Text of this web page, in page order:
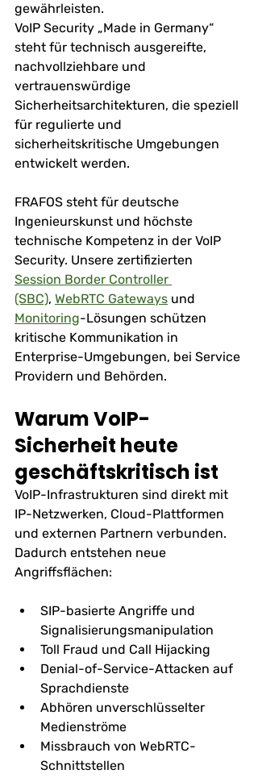
gewährleisten.
VoIP Security „Made in Germany“
steht für technisch ausgereifte,
nachvollziehbare und
vertrauenswürdige
Sicherheitsarchitekturen, die speziell
für regulierte und
sicherheitskritische Umgebungen
entwickelt werden.
FRAFOS steht für deutsche
Ingenieurskunst und höchste
technische Kompetenz in der VoIP
Security. Unsere zertifizierten
Session Border Controller
(SBC), WebRTC Gateways und
Monitoring-Lösungen schützen
kritische Kommunikation in
Enterprise-Umgebungen, bei Service
Providern und Behörden.
Warum VoIP-
Sicherheit heute
geschäftskritisch ist
VoIP-Infrastrukturen sind direkt mit
IP-Netzwerken, Cloud-Plattformen
und externen Partnern verbunden.
Dadurch entstehen neue
Angriffsflächen:
SIP-basierte Angriffe und
Signalisierungsmanipulation
Toll Fraud und Call Hijacking
Denial-of-Service-Attacken auf
Sprachdienste
Abhören unverschlüsselter
Medienströme
Missbrauch von WebRTC-
Schnittstellen